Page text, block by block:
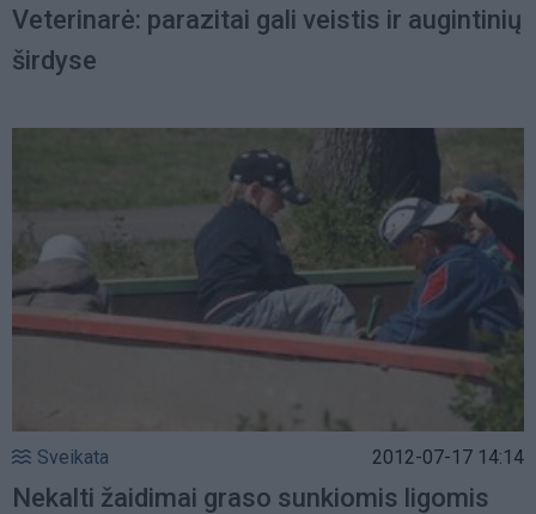
Veterinarė: parazitai gali veistis ir augintinių
širdyse
Sveikata 2012-07-17 14:14
Nekalti žaidimai graso sunkiomis ligomis